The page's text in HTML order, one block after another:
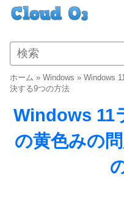
ホーム » Windows » Windows
決する9つの方法
Windows 11
の黄色みの